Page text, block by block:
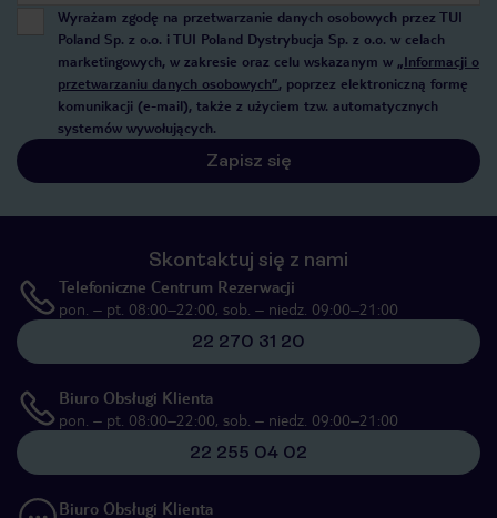
Wyrażam zgodę na przetwarzanie danych osobowych przez TUI
Poland Sp. z o.o. i TUI Poland Dystrybucja Sp. z o.o. w celach
marketingowych, w zakresie oraz celu wskazanym w „Informacji o
przetwarzaniu danych osobowych”, poprzez elektroniczną formę
komunikacji (e-mail), także z użyciem tzw. automatycznych
systemów wywołujących.
Zapisz się
Skontaktuj się z nami
Telefoniczne Centrum Rezerwacji
pon. – pt. 08:00–22:00, sob. – niedz. 09:00–21:00
22 270 31 20
Biuro Obsługi Klienta
pon. – pt. 08:00–22:00, sob. – niedz. 09:00–21:00
22 255 04 02
Biuro Obsługi Klienta